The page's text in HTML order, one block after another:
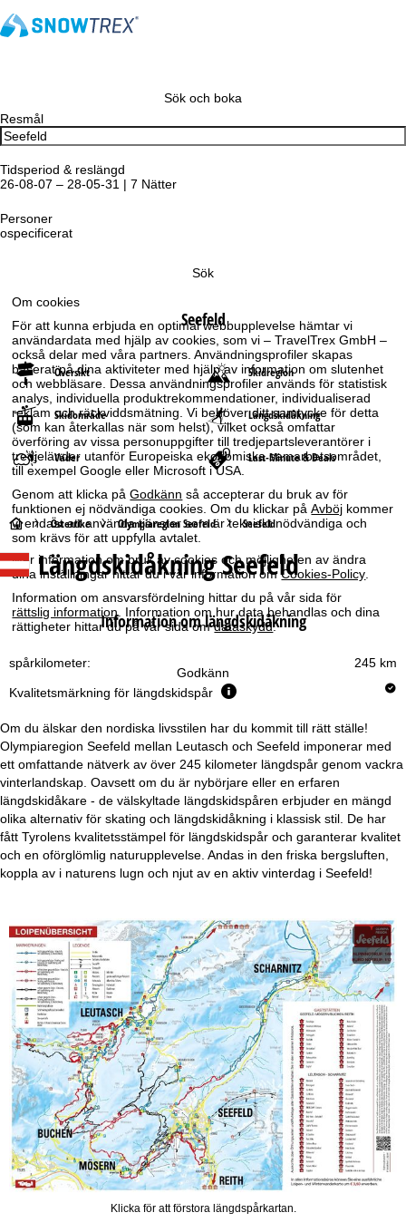
Om cookies
För att kunna erbjuda en optimal webbupplevelse hämtar vi
användardata med hjälp av cookies, som vi – TravelTrex GmbH –
också delar med våra partners. Användningsprofiler skapas
baserat på dina aktiviteter med hjälp av information om slutenhet
och webbläsare. Dessa användningsprofiler används för statistisk
analys, individuella produktrekommendationer, individualiserad
reklam och räckviddsmätning. Vi behöver ditt samtycke för detta
(som kan återkallas när som helst), vilket också omfattar
överföring av vissa personuppgifter till tredjepartsleverantörer i
tredjeländer utanför Europeiska ekonomiska samarbetsområdet,
till exempel Google eller Microsoft i USA.
Genom att klicka påGodkänn så accepterar du bruk av för
funktionen ej nödvändiga cookies. Om du klickar påAvböj kommer
vi endast att använda tjänster som är tekniskt nödvändiga och
som krävs för att uppfylla avtalet.
Mer information om bruk av cookies och möjligheten av ändra
dina inställningar hittar du i vår information omCookies-Policy.
Information om ansvarsfördelning hittar du på vår sida för
rättslig information. Information om hur data behandlas och dina
rättigheter hittar du på vår sida omdataskydd.
Godkänn
Sök och boka
Resmål
Tidsperiod & reslängd
26-08-07 – 28-05-31 | 7 Nätter
Personer
ospecificerat
Sök
Seefeld
Översikt Skidregion
Skidområde Längdskidåkning
Väder Last-Minute & Deals
S
t
a
r
t
i
d
a
Österrike Olympiaregion Seefeld Seefeld
Längdskidåkning Seefeld
Information om längdskidåkning
245 km
spårkilometer:
Kvalitetsmärkning för längdskidspår
Om du älskar den nordiska livsstilen har du kommit till rätt ställe!
Olympiaregion Seefeld mellan Leutasch och Seefeld imponerar med
ett omfattande nätverk av över 245 kilometer längdspår genom vackra
vinterlandskap. Oavsett om du är nybörjare eller en erfaren
längdskidåkare - de välskyltade längdskidspåren erbjuder en mängd
olika alternativ för skating och längdskidåkning i klassisk stil. De har
fått Tyrolens kvalitetsstämpel för längdskidspår och garanterar kvalitet
och en oförglömlig naturupplevelse. Andas in den friska bergsluften,
koppla av i naturens lugn och njut av en aktiv vinterdag i Seefeld!
Klicka för att förstora längdspårkartan.